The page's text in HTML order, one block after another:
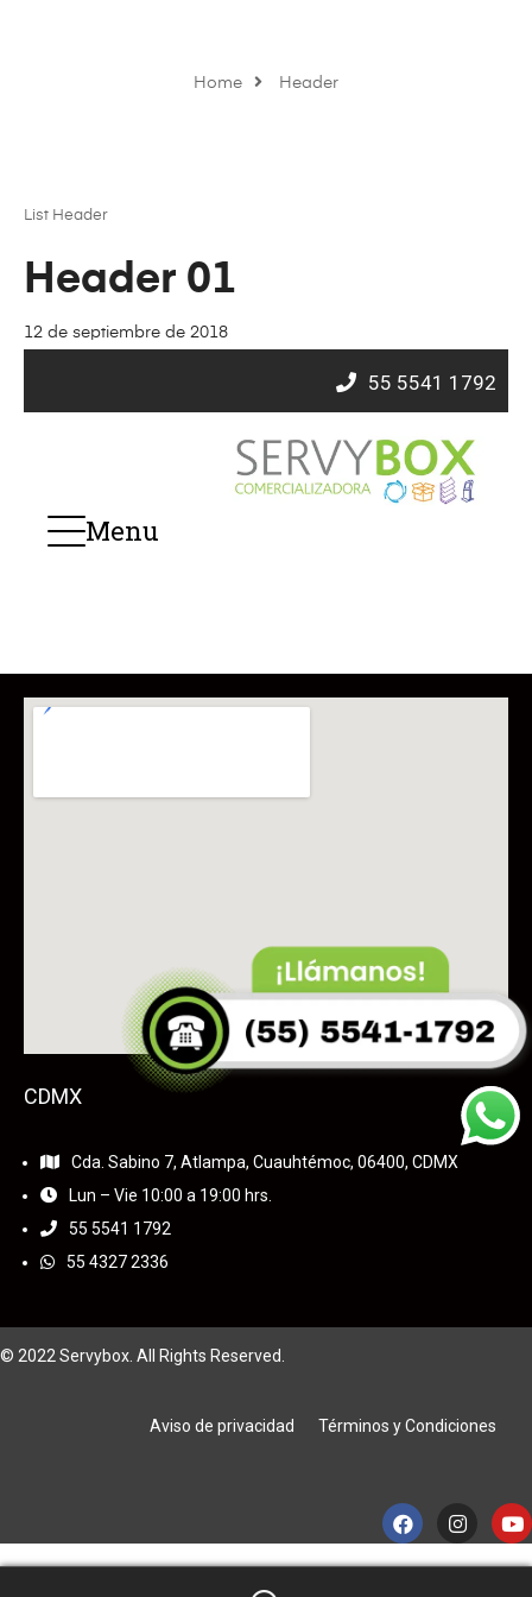
Home Header
List Header
Header 01
12 de septiembre de 2018
55 5541 1792
Menu
CDMX
Cda. Sabino 7, Atlampa, Cuauhtémoc, 06400, CDMX
Lun – Vie 10:00 a 19:00 hrs.
55 5541 1792
55 4327 2336
© 2022 Servybox. All Rights Reserved.
Aviso de privacidad Términos y Condiciones